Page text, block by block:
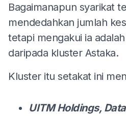
Bagaimanapun syarikat
mendedahkan jumlah
tetapi mengakui ia
daripada kluster Astaka.
Kluster itu setakat ini
UITM Holdings,